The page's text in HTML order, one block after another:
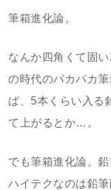
筆箱進化論。
なんか四角くて固
の時代のパカパカ
ば、5本くらい入る
て上がるとか…。
でも筆箱進化論。
ハイテクなのは鉛